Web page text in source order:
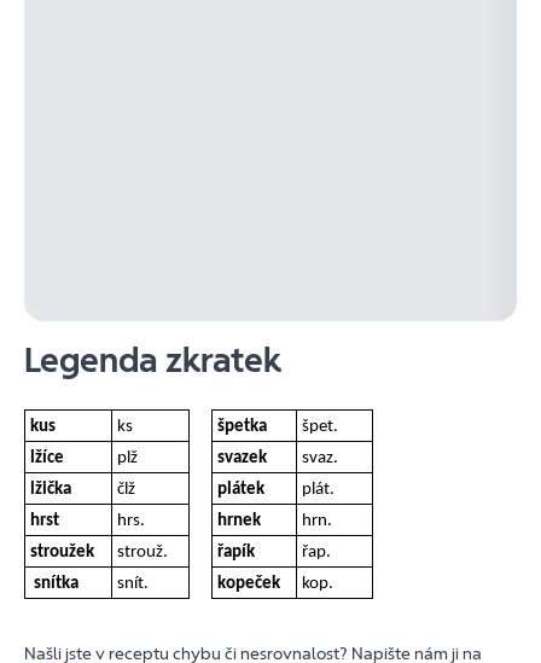
Legenda zkratek
kus ks špetka
špet.
lžíce
plž svazek
svaz.
lžička
člž plátek
plát.
hrst
hrs. hrnek
hrn.
stroužek
strouž. řapík
řap.
snítka
snít. kopeček kop.
Našli jste v receptu chybu či nesrovnalost? Napište nám ji na